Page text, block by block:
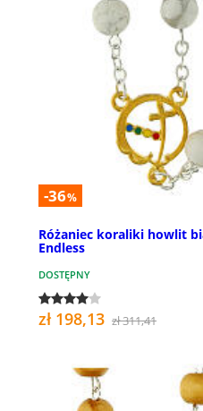
-36%
Różaniec koraliki howlit
Endless
DOSTĘPNY
zł 198,13 zł 311,41